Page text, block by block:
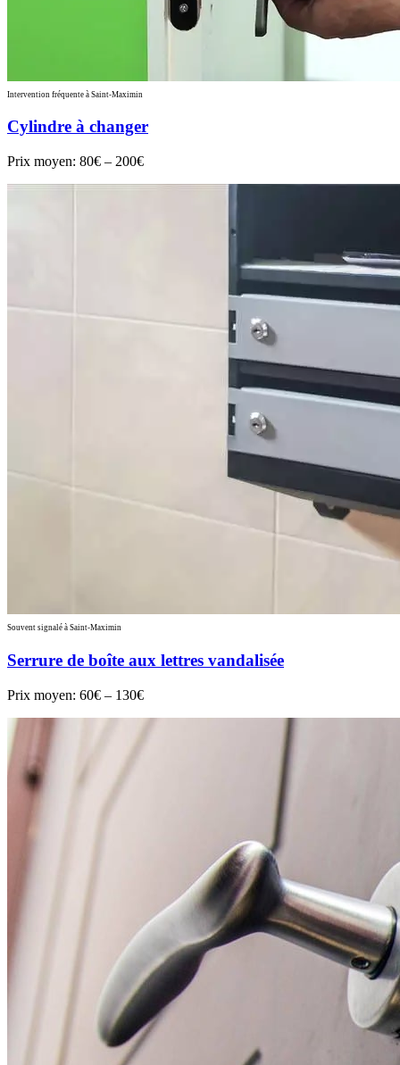
Intervention fréquente à Saint-Maximin
Cylindre à changer
Prix moyen: 80€ – 200€
Souvent signalé à Saint-Maximin
Serrure de boîte aux lettres vandalisée
Prix moyen: 60€ – 130€